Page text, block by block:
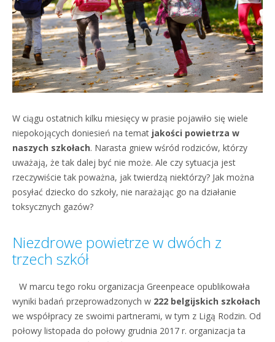
W ciągu ostatnich kilku miesięcy w prasie pojawiło się wiele
niepokojących doniesień na temat jakości powietrza w
naszych szkołach. Narasta gniew wśród rodziców, którzy
uważają, że tak dalej być nie może. Ale czy sytuacja jest
rzeczywiście tak poważna, jak twierdzą niektórzy? Jak można
posyłać dziecko do szkoły, nie narażając go na działanie
toksycznych gazów?
Niezdrowe powietrze w dwóch z
trzech szkół
W marcu tego roku organizacja Greenpeace opublikowała
wyniki badań przeprowadzonych w 222 belgijskich szkołach
we współpracy ze swoimi partnerami, w tym z Ligą Rodzin. Od
połowy listopada do połowy grudnia 2017 r. organizacja ta